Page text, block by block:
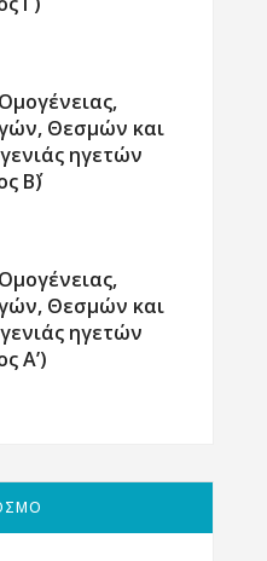
Θεσμών και
ηγετών
Β΄)
Θεσμών και
ηγετών
Α’)